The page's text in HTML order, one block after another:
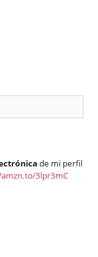
de mi perfil
3lpr3mC